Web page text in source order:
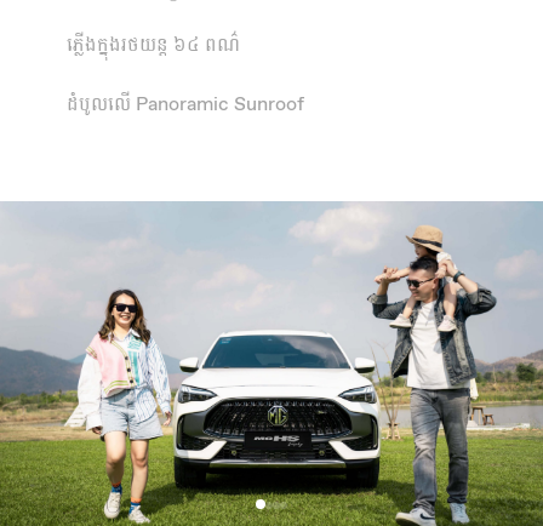
ភ្លើងក្នុងរថយន្ត ៦៤ ពណ៌
ដំបូលលើ Panoramic Sunroof